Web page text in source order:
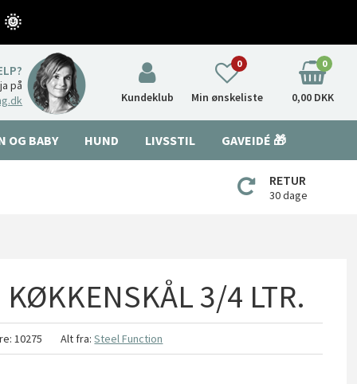
på
Kundeklub Min ønskeliste
0 0
0,00 DKK
OG BABY HUND LIVSSTIL GAVEIDÉ 🎁
RETUR
30 dage
3/4 LTR.
10275 Alt fra:Steel Function